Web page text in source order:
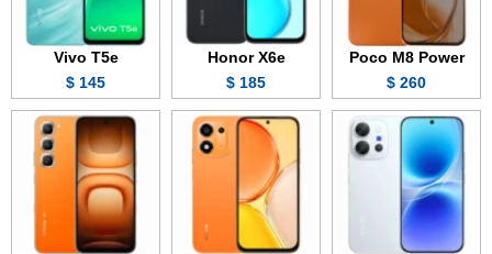
Poco M8 Power
260 $
Honor X6e
185 $
Vivo T5e
145 $